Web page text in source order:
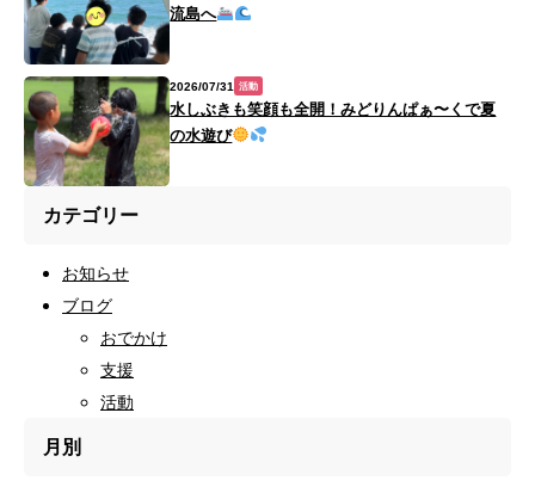
流島へ
2026/07/31 活動
水しぶきも笑顔も全開！みどりんぱぁ〜くで夏
の水遊び
カテゴリー
お知らせ
ブログ
おでかけ
支援
活動
月別